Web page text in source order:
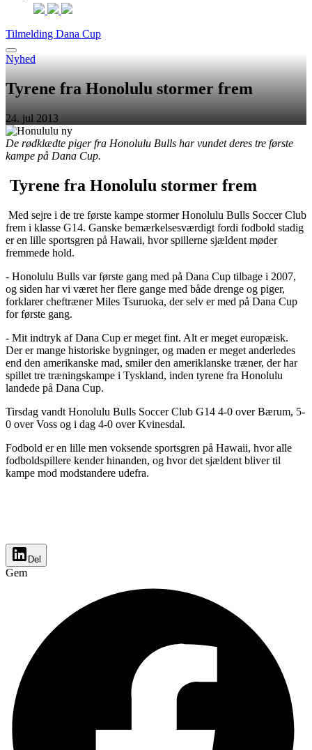
Tilmelding Dana Cup
Nyhed
Tyrene fra Honolulu stormer frem
24. jul 2013
De rødklædte piger fra Honolulu Bulls har vundet deres tre første
kampe på Dana Cup.
Tyrene fra Honolulu stormer frem
Med sejre i de tre første kampe stormer Honolulu Bulls Soccer Club
frem i klasse G14. Ganske bemærkelsesværdigt fordi fodbold stadig
er en lille sportsgren på Hawaii, hvor spillerne sjældent møder
fremmede hold.
- Honolulu Bulls var første gang med på Dana Cup tilbage i 2007,
og siden har vi været her flere gange med både drenge og piger,
forklarer cheftræner Miles Tsuruoka, der selv er med på Dana Cup
for første gang.
- Mit indtryk af Dana Cup er meget fint. Alt er meget europæisk.
Der er mange historiske bygninger, og maden er meget anderledes
end den amerikanske mad, smiler den ameriklanske træner, der har
spillet tre træningskampe i Tyskland, inden tyrene fra Honolulu
landede på Dana Cup.
Tirsdag vandt Honolulu Bulls Soccer Club G14 4-0 over Bærum, 5-
0 over Voss og i dag 4-0 over Kvinesdal.
Fodbold er en lille men voksende sportsgren på Hawaii, hvor alle
fodboldspillere kender hinanden, og hvor det sjældent bliver til
kampe mod modstandere udefra.
Del
Gem